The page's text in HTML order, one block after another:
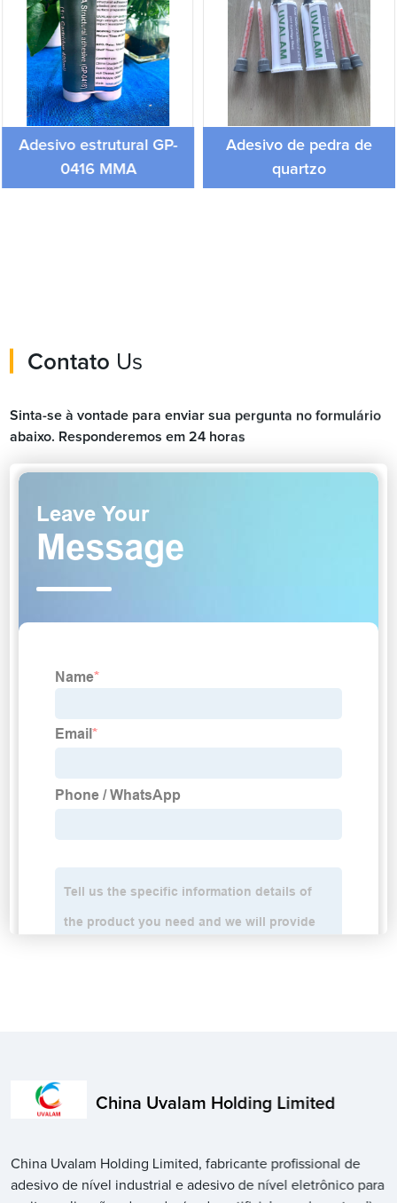
Adesivo estrutural GP-
0416 MMA
Adesivo de pedra de
quartzo
Contato Us
Sinta-se à vontade para enviar sua pergunta no formulário
abaixo. Responderemos em 24 horas
China Uvalam Holding Limited
China Uvalam Holding Limited, fabricante profissional de
adesivo de nível industrial e adesivo de nível eletrônico para